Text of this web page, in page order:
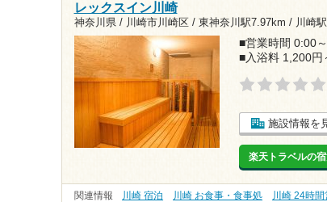
レックスイン川崎
神奈川県 / 川崎市川崎区 / 東神奈川駅7.97km / 川崎
■営業時間 0:00
■入浴料 1,200円
施設情報を
楽天トラベルの
関連情報 川崎 宿泊 川崎 お食事・食事処 川崎 24時